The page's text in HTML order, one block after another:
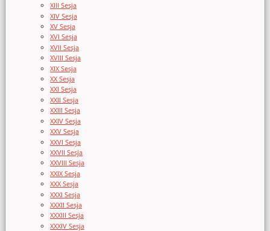
XIII Sesja
XIV Sesja
XV Sesja
XVI Sesja
XVII Sesja
XVIII Sesja
XIX Sesja
XX Sesja
XXI Sesja
XXII Sesja
XXIII Sesja
XXIV Sesja
XXV Sesja
XXVI Sesja
XXVII Sesja
XXVIII Sesja
XXIX Sesja
XXX Sesja
XXXI Sesja
XXXII Sesja
XXXIII Sesja
XXXIV Sesja